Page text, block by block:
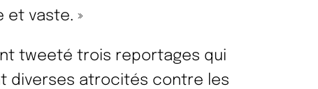
et vaste. »
tweeté trois reportages qui
diverses atrocités contre les